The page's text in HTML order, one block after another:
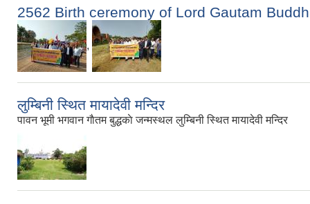
2562 Birth ceremony of Lord Gautam
,
लुम्बिनी स्थित मायादेवी मन्दिर
पावन भूमी भगवान गाैतम बुद्धकाे जन्मस्थल लुम्बिनी स्थित मायादेवी मन्दिर